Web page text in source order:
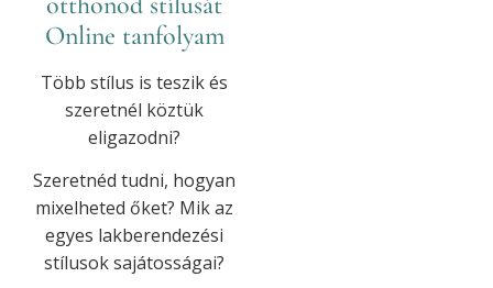
Online tanfolyam
Több stílus is teszik és
szeretnél köztük
eligazodni?
Szeretnéd tudni, hogyan
mixelheted őket? Mik az
egyes lakberendezési
stílusok sajátosságai?